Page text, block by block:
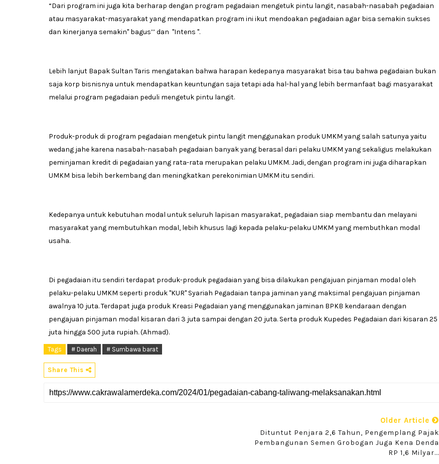
“Dari program ini juga kita berharap dengan program pegadaian mengetuk pintu langit, nasabah-nasabah pegadaian
atau masyarakat-masyarakat yang mendapatkan program ini ikut mendoakan pegadaian agar bisa semakin sukses
dan kinerjanya semakin" bagus’’ dan "Intens ".
Lebih lanjut Bapak Sultan Taris mengatakan bahwa harapan kedepanya masyarakat bisa tau bahwa pegadaian bukan
saja korp bisnisnya untuk mendapatkan keuntungan saja tetapi ada hal-hal yang lebih bermanfaat bagi masyarakat
melalui program pegadaian peduli mengetuk pintu langit.
Produk-produk di program pegadaian mengetuk pintu langit menggunakan produk UMKM yang salah satunya yaitu
wedang jahe karena nasabah-nasabah pegadaian banyak yang berasal dari pelaku UMKM yang sekaligus melakukan
peminjaman kredit di pegadaian yang rata-rata merupakan pelaku UMKM. Jadi, dengan program ini juga diharapkan
UMKM bisa lebih berkembang dan meningkatkan perekonimian UMKM itu sendiri.
Kedepanya untuk kebutuhan modal untuk seluruh lapisan masyarakat, pegadaian siap membantu dan melayani
masyarakat yang membutuhkan modal, lebih khusus lagi kepada pelaku-pelaku UMKM yang membuthkan modal
usaha.
Di pegadaian itu sendiri terdapat produk-produk pegadaian yang bisa dilakukan pengajuan pinjaman modal oleh
pelaku-pelaku UMKM seperti produk "KUR" Syariah Pegadaian tanpa jaminan yang maksimal pengajuan pinjaman
awalnya 10 juta. Terdapat juga produk Kreasi Pegadaian yang menggunakan jaminan BPKB kendaraan dengan
pengajuan pinjaman modal kisaran dari 3 juta sampai dengan 20 juta. Serta produk Kupedes Pegadaian dari kisaran 25
juta hingga 500 juta rupiah. (Ahmad).
Tags # Daerah # Sumbawa barat
Share This
Older Article
Dituntut Penjara 2,6 Tahun, Pengemplang Pajak
Pembangunan Semen Grobogan Juga Kena Denda
RP 1,6 Milyar...